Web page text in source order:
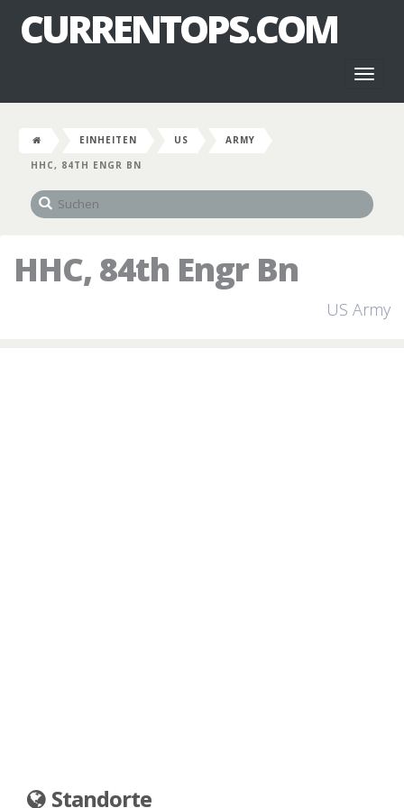
CURRENTOPS.COM
EINHEITEN US
ARMY
HHC, 84TH ENGR BN
HHC, 84th Engr Bn
US Army
Standorte